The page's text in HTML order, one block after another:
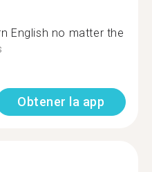
English no matter the
Obtener la app